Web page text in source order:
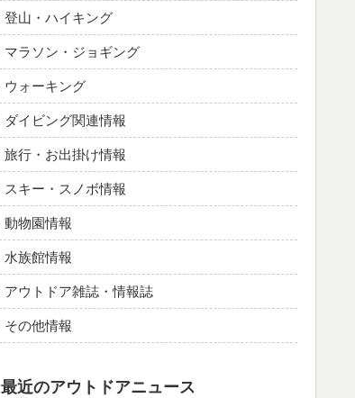
登山・ハイキング
マラソン・ジョギング
ウォーキング
ダイビング関連情報
旅行・お出掛け情報
スキー・スノボ情報
動物園情報
水族館情報
アウトドア雑誌・情報誌
その他情報
最近のアウトドアニュース